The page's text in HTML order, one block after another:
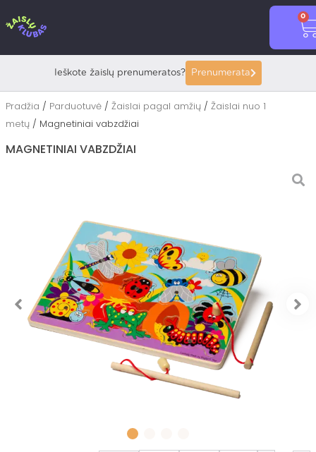
prie
0
Ieškote žaislų prenumeratos? Prenumerata
Pradžia / Parduotuvė / Žaislai pagal amžių / Žaislai nuo 1
metų / Magnetiniai vabzdžiai
MAGNETINIAI VABZDŽIAI